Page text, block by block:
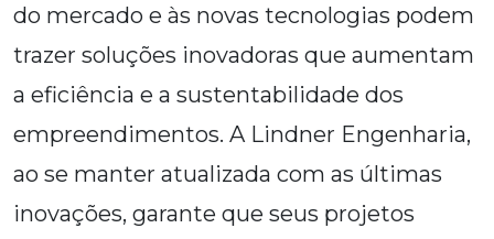
do mercado e às novas tecnologias podem
trazer soluções inovadoras que aumentam
a eficiência e a sustentabilidade dos
empreendimentos. A Lindner Engenharia,
ao se manter atualizada com as últimas
inovações, garante que seus projetos